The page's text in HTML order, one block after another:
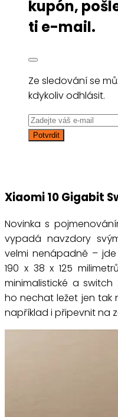
kupón,
ti e-mail.
Ze sledování se
kdykoliv odhlásit.
Xiaomi 10 Gigabit
Novinka s
vypadá navzdory
velmi nenápadně –
190 x 38 x 125
minimalistické a
ho nechat ležet jen tak
například i připevnit na